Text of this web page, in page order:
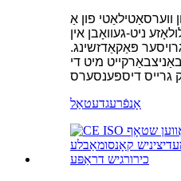
ווערסאַטילאַטי פון אַ
ניט-געוואָבן אין
פּאַקאַדזשינג.
מיט די
אָנפֿרעגדעטאַל